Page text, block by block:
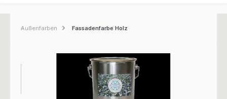
Außenfarben Fassadenfarbe Holz